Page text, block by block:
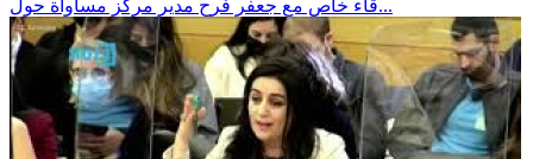
قاء خاص مع جعفر فرح مدير مركز مساواة حول...